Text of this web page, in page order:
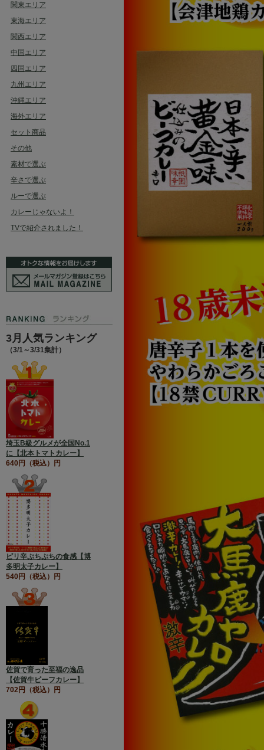
関東エリア
東海エリア
関西エリア
中国エリア
四国エリア
九州エリア
沖縄エリア
海外エリア
セット商品
その他
素材で選ぶ
辛さで選ぶ
ルーで選ぶ
カレーじゃないよ！
TVで紹介されました！
3月人気ランキング
（3/1～3/31集計）
埼玉B級グルメが全国No.1
に【北本トマトカレー】
640円（税込）円
ピリ辛ぷちぷちの食感【博
多明太子カレー】
540円（税込）円
佐賀で育った至福の逸品
【佐賀牛ビーフカレー】
702円（税込）円